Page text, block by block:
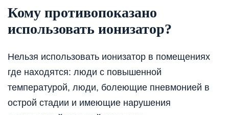
Кому противопоказано
использовать ионизатор?
Нельзя использовать ионизатор в помещениях
где находятся: люди с повышенной
температурой, люди, болеющие пневмонией в
острой стадии и имеющие нарушения